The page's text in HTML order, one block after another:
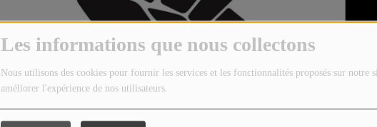
Les informations que nous collectons
Nous utilisons des cookies pour fournir les services et les fonctionnalités proposés sur notre
améliorer l'expérience de nos utilisateurs.